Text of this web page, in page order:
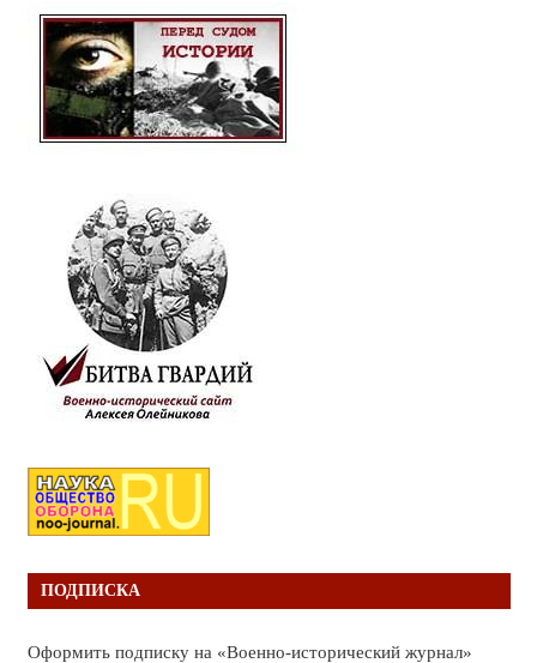
ПОДПИСКА
Оформить подписку на «Военно-исторический журнал»